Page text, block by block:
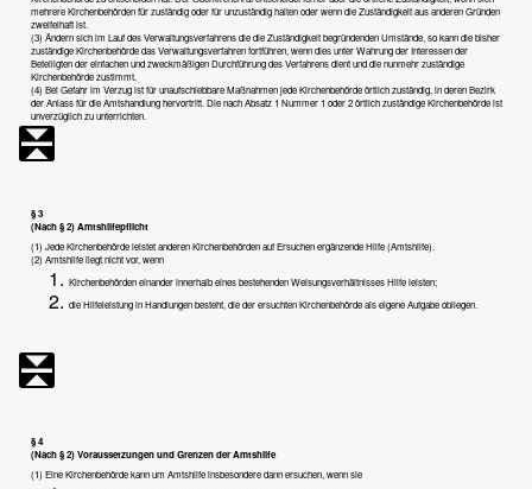
mehrere Kirchenbehörden für zuständig oder für unzuständig halten oder wenn die Zuständigkeit aus anderen Gründen
zweifelhaft ist.
(3) Ändern sich im Lauf des Verwaltungsverfahrens die die Zuständigkeit begründenden Umstände, so kann die bisher
zuständige Kirchenbehörde das Verwaltungsverfahren fortführen, wenn dies unter Wahrung der Interessen der
Beteiligten der einfachen und zweckmäßigen Durchführung des Verfahrens dient und die nunmehr zuständige
Kirchenbehörde zustimmt.
(4) Bei Gefahr im Verzug ist für unaufschiebbare Maßnahmen jede Kirchenbehörde örtlich zuständig, in deren Bezirk
der Anlass für die Amtshandlung hervortritt. Die nach Absatz 1 Nummer 1 oder 2 örtlich zuständige Kirchenbehörde ist
unverzüglich zu unterrichten.
§ 3
(Nach § 2) Amtshilfepflicht
(1) Jede Kirchenbehörde leistet anderen Kirchenbehörden auf Ersuchen ergänzende Hilfe (Amtshilfe).
(2) Amtshilfe liegt nicht vor, wenn
Kirchenbehörden einander innerhalb eines bestehenden Weisungsverhältnisses Hilfe leisten;
die Hilfeleistung in Handlungen besteht, die der ersuchten Kirchenbehörde als eigene Aufgabe obliegen.
§ 4
(Nach § 2) Voraussetzungen und Grenzen der Amtshilfe
(1) Eine Kirchenbehörde kann um Amtshilfe insbesondere dann ersuchen, wenn sie